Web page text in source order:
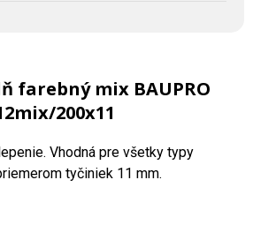
farebný mix BAUPRO
200x11
Vhodná pre všetky typy
tyčiniek 11 mm.